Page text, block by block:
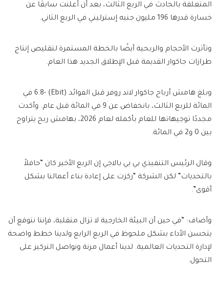
المتعلقة بالحادث في الربع الثالث، بعد أن أعلنت سابقًا عن
خسارة قدرها 196 مليون جنيه إسترليني في الربع الثاني.
وتأثرت الأحجام والربحية أيضًا بالخطة المستمرة لتقليص إنتاج
طرازات جاكوار القديمة قبل الإطلاق الجديد هذا العام.
وبلغ هامش أرباح جاكوار لاند روفر قبل الفوائد (Ebit) -6.8 في
المائة للربع الثالث، بانخفاض عن 9 في المائة قبل عام. وأكدت
مجددًا توجيهاتها للعام بأكمله لعام 2026، بهامش ربح يتراوح
بين 0 و2 في المائة.
وقال الرئيس التنفيذي بي بي بالاجي إن الربع الأخير كان “حافلاً
بالتحديات” لكن الشركة “ركزت على إعادة بناء أعمالنا بشكل
أقوى”.
وأضاف: “في حين أن البيئة الخارجية لا تزال متقلبة، فإننا نتوقع أن
يتحسن الأداء بشكل ملحوظ في الربع الرابع ولدينا خطط واضحة
لإدارة التحديات العالمية. لدينا أعمال مرنة ونواصل التركيز على
التحول.